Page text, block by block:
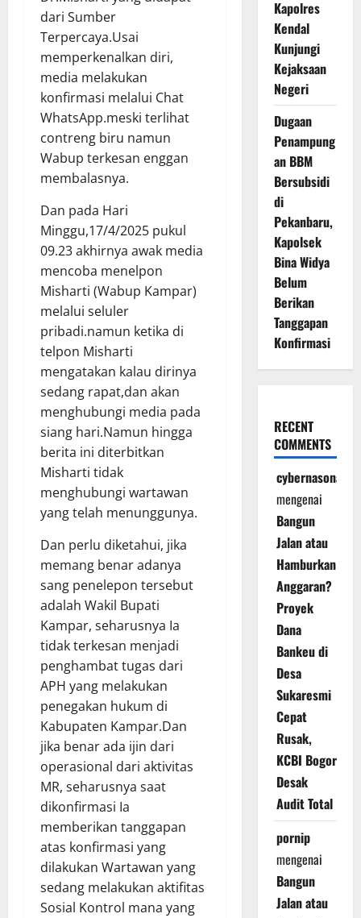
dari Sumber
Terpercaya.Usai
memperkenalkan diri,
media melakukan
konfirmasi melalui Chat
WhatsApp.meski terlihat
contreng biru namun
Wabup terkesan enggan
membalasnya.
Dan pada Hari
Minggu,17/4/2025 pukul
09.23 akhirnya awak media
mencoba menelpon
Misharti (Wabup Kampar)
melalui seluler
pribadi.namun ketika di
telpon Misharti
mengatakan kalau dirinya
sedang rapat,dan akan
menghubungi media pada
siang hari.Namun hingga
berita ini diterbitkan
Misharti tidak
menghubungi wartawan
yang telah menunggunya.
Dan perlu diketahui, jika
memang benar adanya
sang penelepon tersebut
adalah Wakil Bupati
Kampar, seharusnya Ia
tidak terkesan menjadi
penghambat tugas dari
APH yang melakukan
penegakan hukum di
Kabupaten Kampar.Dan
jika benar ada ijin dari
operasional dari aktivitas
MR, seharusnya saat
dikonfirmasi Ia
memberikan tanggapan
atas konfirmasi yang
dilakukan Wartawan yang
sedang melakukan aktifitas
Sosial Kontrol mana yang
Kapolres
Kendal
Kunjungi
Kejaksaan
Negeri
Dugaan
Penampung
an BBM
Bersubsidi
di
Pekanbaru,
Kapolsek
Bina Widya
Belum
Berikan
Tanggapan
Konfirmasi
RECENT
COMMENTS
cybernasonal
mengenai
Bangun
Jalan atau
Hamburkan
Anggaran?
Proyek
Dana
Bankeu di
Desa
Sukaresmi
Cepat
Rusak,
KCBI Bogor
Desak
Audit Total
pornip
mengenai
Bangun
Jalan atau